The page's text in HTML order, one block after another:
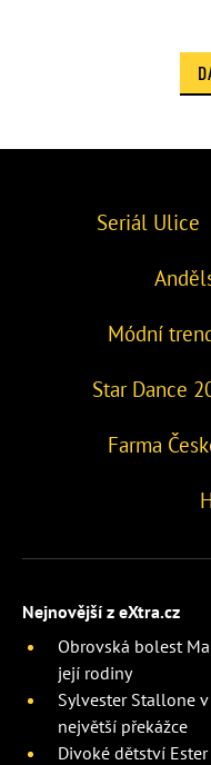
Seriál Ulice
Módní
Star Dance
Farma
Nejnovější z eXtra.cz
Obrovská bolest
její rodiny
Sylvester Stallone
největší překážce
Divoké dětství